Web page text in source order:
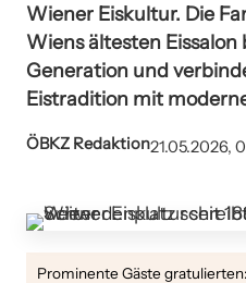
Wiener Eiskultur. Die
Wiens ältesten
Generation und
Eistradition mit
ÖBKZ Redaktion21.05.2026,
Prominente Gäste